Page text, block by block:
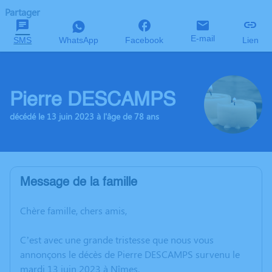
Partager
SMS WhatsApp Facebook E-mail Lien
Pierre DESCAMPS
décédé le 13 juin 2023 à l'âge de 78 ans
Message de la famille
Chère famille, chers amis,
C’est avec une grande tristesse que nous vous
annonçons le décès de Pierre DESCAMPS survenu le
mardi 13 juin 2023 à Nîmes.